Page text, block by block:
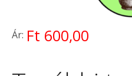
Ár: Ft 600,00